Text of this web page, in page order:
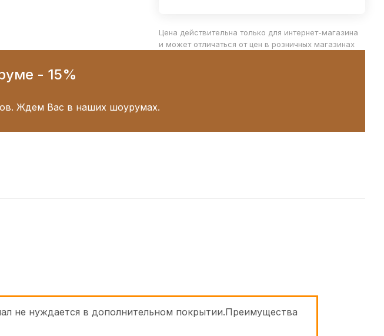
Цена действительна только для интернет-магазина
и может отличаться от цен в розничных магазинах
- 15%
Ждем Вас в наших шоурумах.
не нуждается в дополнительном покрытии.Преимущества